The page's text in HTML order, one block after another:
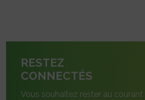
RESTEZ
CONNECTÉS
Vous souhaitez rester au courant